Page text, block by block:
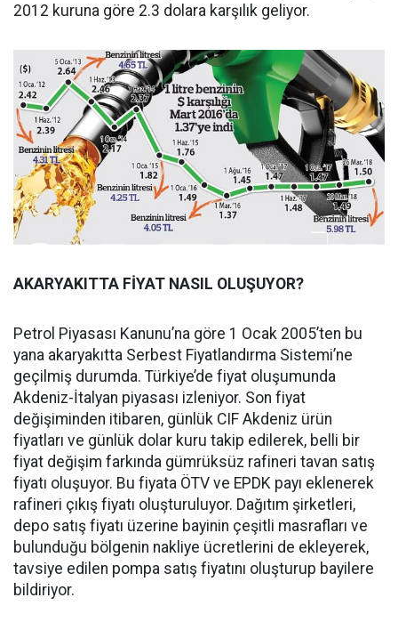
2012 kuruna göre 2.3 dolara karşılık geliyor.
AKARYAKITTA FİYAT NASIL OLUŞUYOR?
Petrol Piyasası Kanunu’na göre 1 Ocak 2005’ten bu
yana akaryakıtta Serbest Fiyatlandırma Sistemi’ne
geçilmiş durumda. Türkiye’de fiyat oluşumunda
Akdeniz-İtalyan piyasası izleniyor. Son fiyat
değişiminden itibaren, günlük CIF Akdeniz ürün
fiyatları ve günlük dolar kuru takip edilerek, belli bir
fiyat değişim farkında gümrüksüz rafineri tavan satış
fiyatı oluşuyor. Bu fiyata ÖTV ve EPDK payı eklenerek
rafineri çıkış fiyatı oluşturuluyor. Dağıtım şirketleri,
depo satış fiyatı üzerine bayinin çeşitli masrafları ve
bulunduğu bölgenin nakliye ücretlerini de ekleyerek,
tavsiye edilen pompa satış fiyatını oluşturup bayilere
bildiriyor.